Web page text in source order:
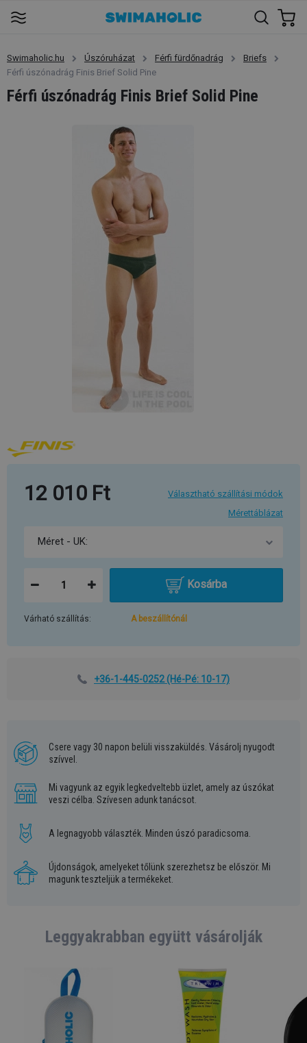
Swimaholic.hu Úszóruházat Férfi fürdőnadrág
Briefs
Férfi úszónadrág Finis Brief Solid Pine
Férfi úszónadrág Finis Brief Solid Pine
12 010 Ft
Választható szállítási módok
Mérettáblázat
Kosárba
Várható szállítás: A beszállítónál
+36-1-445-0252(Hé-Pé: 10-17)
Csere vagy 30 napon belüli visszaküldés. Vásárolj nyugodt
szívvel.
Mi vagyunk az egyik legkedveltebb üzlet, amely az úszókat
veszi célba. Szívesen adunk tanácsot.
A legnagyobb választék. Minden úszó paradicsoma.
Újdonságok, amelyeket tőlünk szerezhetsz be először. Mi
magunk teszteljük a termékeket.
Leggyakrabban együtt vásárolják